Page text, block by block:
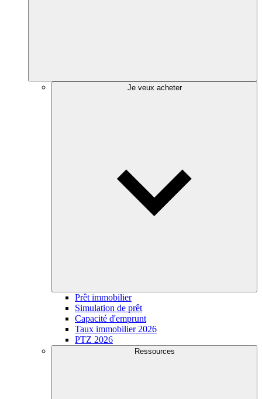
Je veux acheter
Prêt immobilier
Simulation de prêt
Capacité d'emprunt
Taux immobilier 2026
PTZ 2026
Ressources